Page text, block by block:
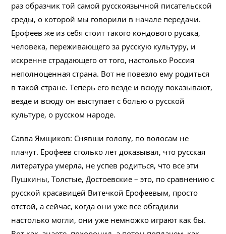
раз образчик той самой русскоязычной писательской
среды, о которой мы говорили в начале передачи.
Ерофеев же из себя стоит такого кондового русака,
человека, переживающего за русскую культуру, и
искренне страдающего от того, настолько Россия
неполноценная страна. Вот не повезло ему родиться
в такой стране. Теперь его везде и всюду показывают,
везде и всюду он выступает с болью о русской
культуре, о русском народе.
Савва Ямщиков: Снявши голову, по волосам не
плачут. Ерофеев столько лет доказывал, что русская
литература умерла, не успев родиться, что все эти
Пушкины, Толстые, Достоевские – это, по сравнению с
русской красавицей Витечкой Ерофеевым, просто
отстой, а сейчас, когда они уже все обгадили
настолько могли, они уже немножко играют как бы.